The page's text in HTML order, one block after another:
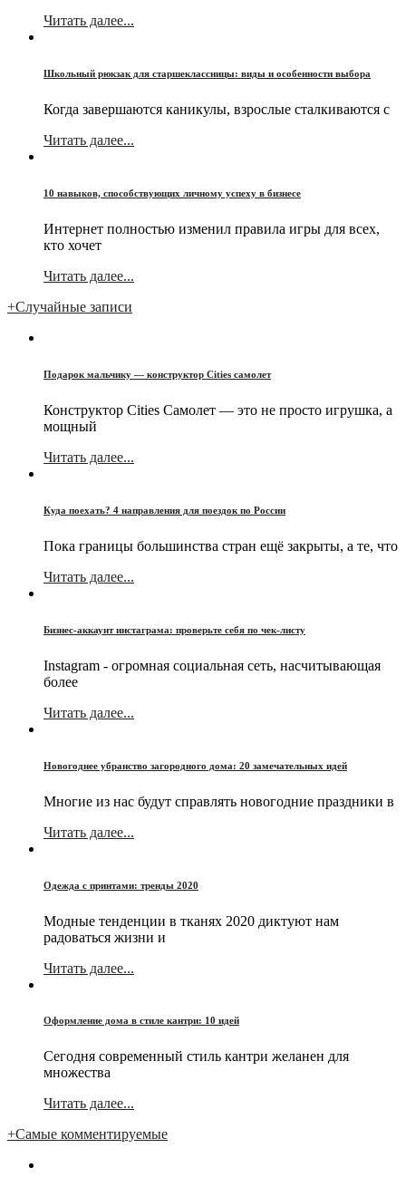
Читать далее...
Школьный рюкзак для старшеклассницы: виды и особенности выбора
Когда завершаются каникулы, взрослые сталкиваются с
Читать далее...
10 навыков, способствующих личному успеху в бизнесе
Интернет полностью изменил правила игры для всех,
кто хочет
Читать далее...
+Случайные записи
Подарок мальчику — конструктор Cities самолет
Конструктор Cities Самолет — это не просто игрушка, а
мощный
Читать далее...
Куда поехать? 4 направления для поездок по России
Пока границы большинства стран ещё закрыты, а те, что
Читать далее...
Бизнес-аккаунт инстаграма: проверьте себя по чек-листу
Instagram - огромная социальная сеть, насчитывающая
более
Читать далее...
Новогоднее убранство загородного дома: 20 замечательных идей
Многие из нас будут справлять новогодние праздники в
Читать далее...
Одежда с принтами: тренды 2020
Модные тенденции в тканях 2020 диктуют нам
радоваться жизни и
Читать далее...
Оформление дома в стиле кантри: 10 идей
Сегодня современный стиль кантри желанен для
множества
Читать далее...
+Самые комментируемые